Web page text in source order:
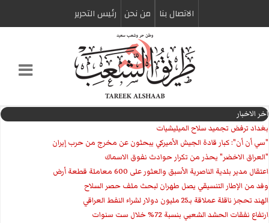
الاتصال بنا من نحن رئیس التحریر
اخر الاخبار
بغداد ترفض تجميد سلاح الميليشيات
"سي أن أن": كبار قادة الجيش الأميركي يبحثون عن مخرج من حرب إيران
"العراق الاخضر" يحذر من تكرار حوادث نفوق الاسماك
اعتقال مدير بلدية الناصرية الأسبق والعثور على 600 معاملة قطعة أرض
وفد من الإطار التنسيقي يصل طهران لبحث ملف حصر السلاح
الهند تحجز ناقلة عملاقة بـ25 مليون دولار لشراء النفط العراقي
ارتفاع نفقات الحشد الشعبي بنسبة 72% خلال ست سنوات